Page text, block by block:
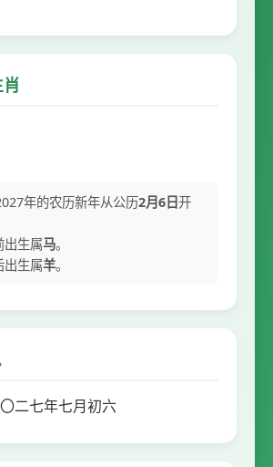
年的农历新年从公历2月6日开
出生属马。
出生属羊。
二七年七月初六